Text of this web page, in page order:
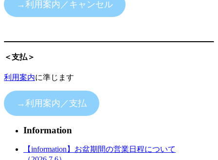
→利用案内／キャンセル
＜支払＞
利用案内に準じます
→利用案内／支払
Information
【information】お盆期間の営業日程について